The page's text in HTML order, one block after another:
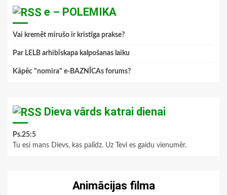
e – POLEMIKA
Vai kremēt mirušo ir kristīga prakse?
Par LELB arhibīskapa kalpošanas laiku
Kāpēc "nomira" e-BAZNĪCAs forums?
Dieva vārds katrai dienai
Ps.25:5
Tu esi mans Dievs, kas palīdz. Uz Tevi es gaidu vienumēr.
Animācijas filma